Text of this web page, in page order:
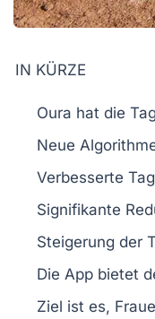
IN KÜRZE
Oura hat die
Neue
Verbesserte
Signifikante
Steigerung der
Die App bietet
Ziel ist es,